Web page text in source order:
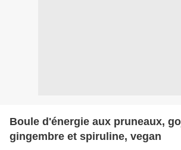
Boule d'énergie aux pruneaux,
gingembre et spiruline, vegan